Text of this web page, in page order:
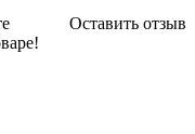
Оставить отзыв